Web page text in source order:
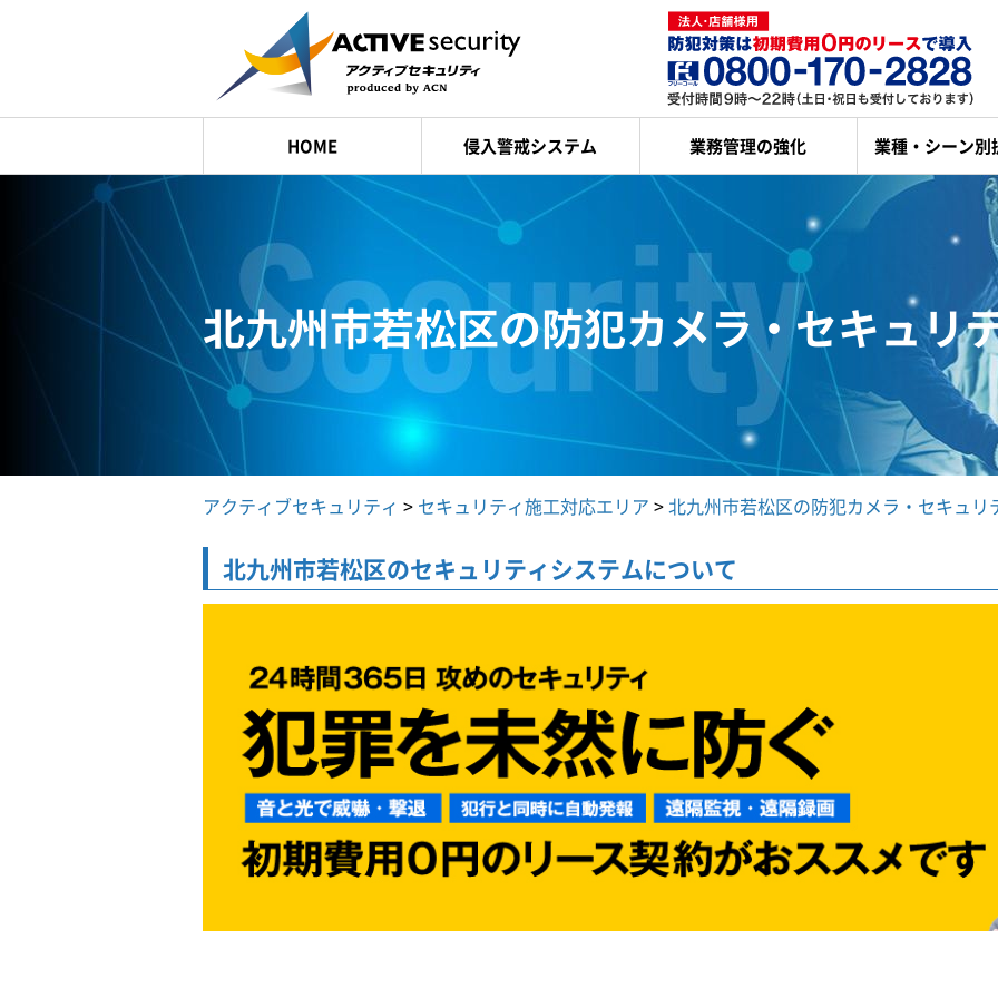
HOME 侵入警戒システム 業務管理の強化 業種・シーン別
北九州市若松区の防犯カメラ・セキュリ
アクティブセキュリティ > セキュリティ施工対応エリア >北九州市若松区の防犯カメラ・セキュリ
北九州市若松区のセキュリティシステムについて